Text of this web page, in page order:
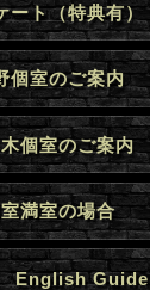
ート（特典有）
個室のご案内
個室のご案内
満室の場合
Guide